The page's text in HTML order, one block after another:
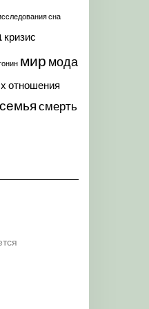
сна
кризис
мир мода
отношения
семья смерть